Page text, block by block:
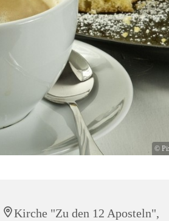
©
Kirche "Zu den 12 Aposteln",